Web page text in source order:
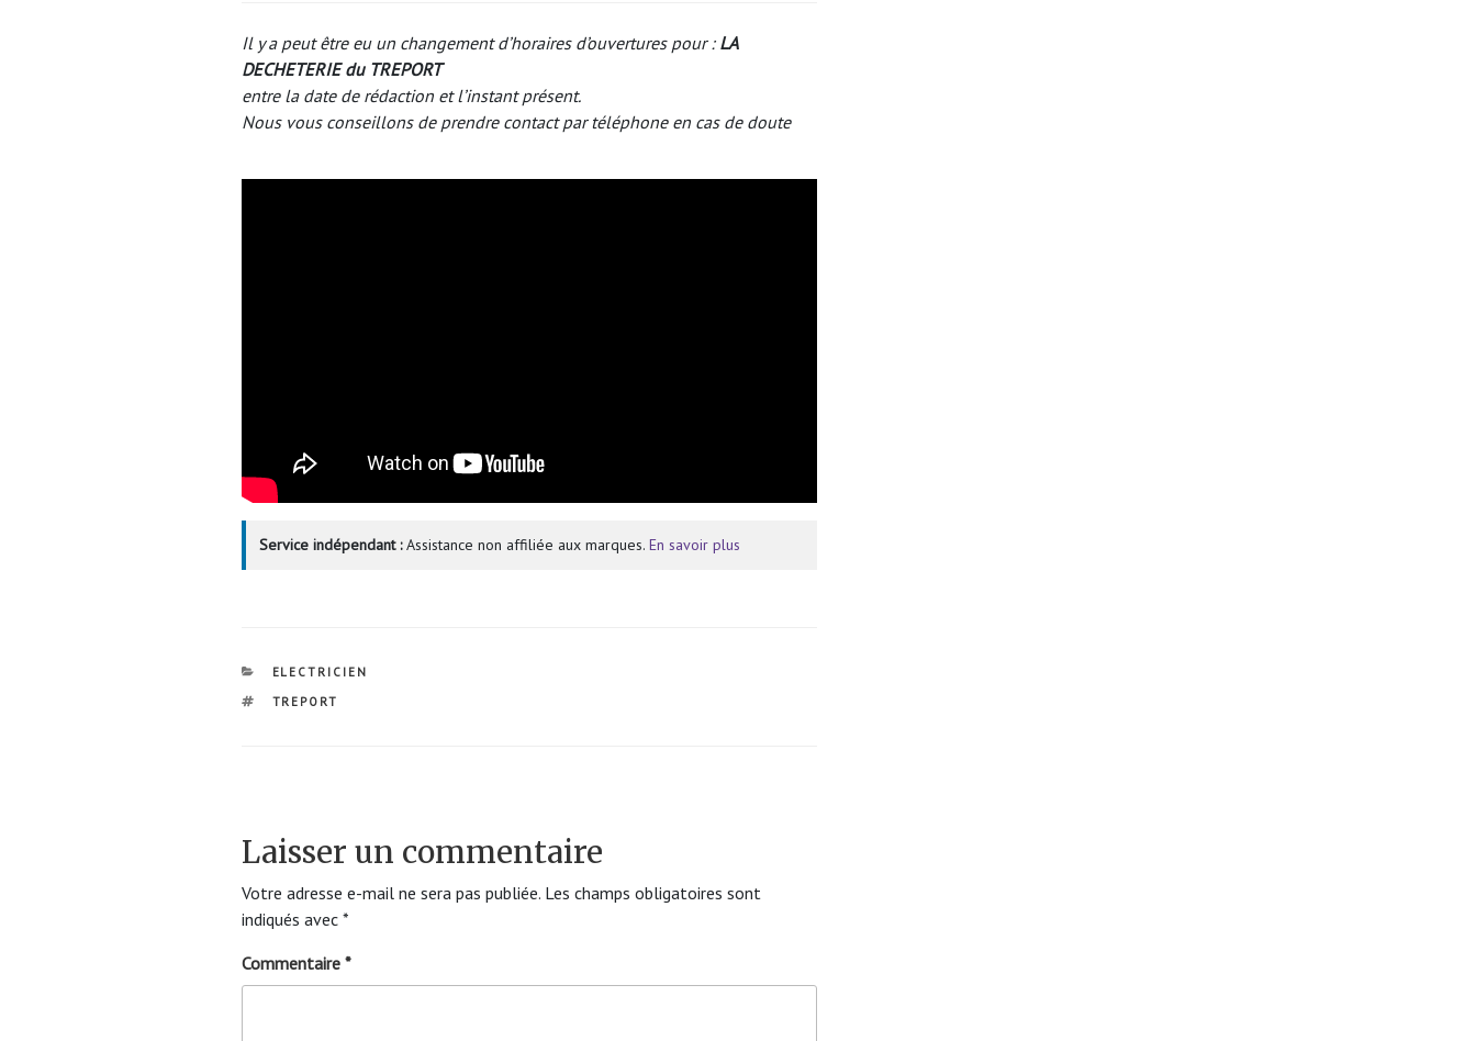
Il y a peut être eu un changement d’horaires d’ouvertures pour : LA
DECHETERIE du TREPORT
entre la date de rédaction et l’instant présent.
Nous vous conseillons de prendre contact par téléphone en cas de doute
Service indépendant :Assistance non affiliée aux marques. En savoir plus
CATÉGORIES
ELECTRICIEN
ÉTIQUETTES
TREPORT
Laisser un commentaire
Votre adresse e-mail ne sera pas publiée. Les champs obligatoires sont
indiqués avec *
Commentaire *